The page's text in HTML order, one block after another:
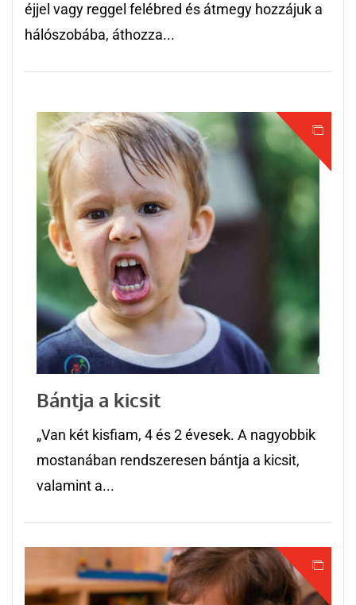
éjjel vagy reggel felébred és átmegy hozzájuk a
hálószobába, áthozza...
Bántja a kicsit
„Van két kisfiam, 4 és 2 évesek. A nagyobbik
mostanában rendszeresen bántja a kicsit,
valamint a...